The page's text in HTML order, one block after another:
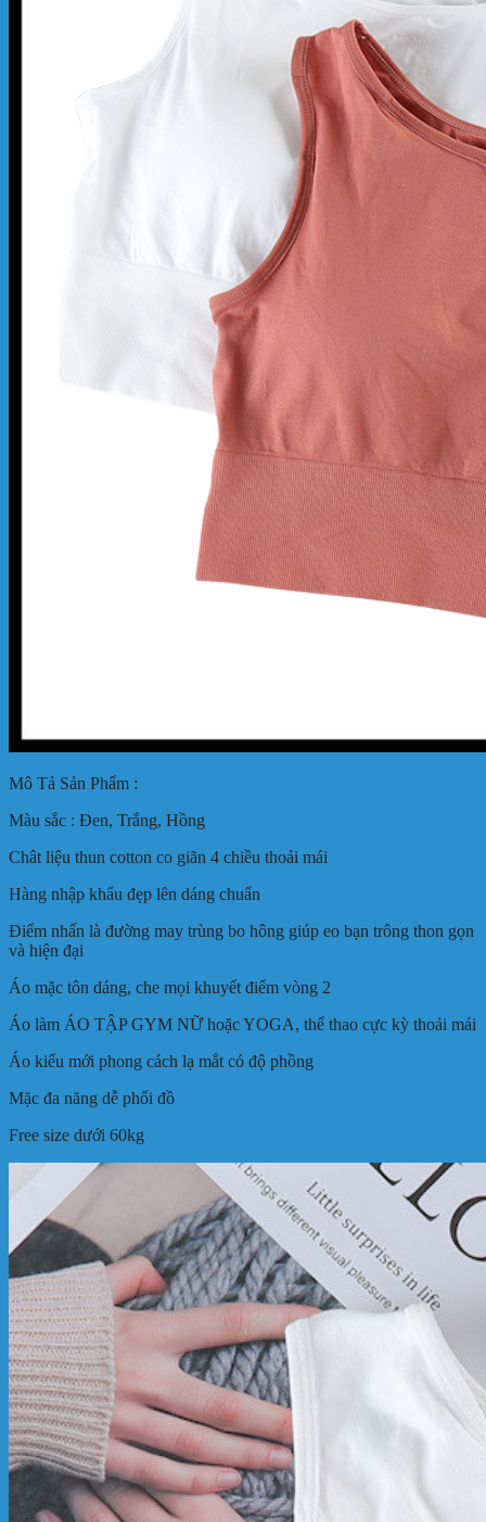
Mô Tả Sản Phẩm :
Màu sắc : Đen, Trắng, Hồng
Chât liệu thun cotton co giãn 4 chiều thoải mái
Hàng nhập khẩu đẹp lên dáng chuẩn
Điểm nhấn là đường may trùng bo hông giúp eo bạn trông thon gọn
và hiện đại
Áo mặc tôn dáng, che mọi khuyết điểm vòng 2
Áo làm ÁO TẬP GYM NỮ hoặc YOGA, thể thao cực kỳ thoải mái
Áo kiểu mới phong cách lạ mắt có độ phồng
Mặc đa năng dễ phối đồ
Free size dưới 60kg